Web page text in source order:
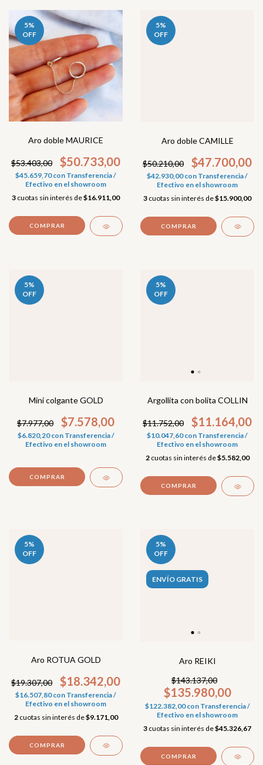
5%
OFF
Aro doble MAURICE
$53.403,00 $50.733,00
$45.659,70con Transferencia /
Efectivo en el showroom
3 cuotas sin interés de$16.911,00
5%
OFF
Aro doble CAMILLE
$50.210,00 $47.700,00
$42.930,00con Transferencia /
Efectivo en el showroom
3 cuotas sin interés de$15.900,00
5%
OFF
Mini colgante GOLD
$7.977,00 $7.578,00
$6.820,20con Transferencia /
Efectivo en el showroom
COMPRAR
5%
OFF
Argollita con bolita COLLIN
$11.752,00 $11.164,00
$10.047,60con Transferencia /
Efectivo en el showroom
2 cuotas sin interés de$5.582,00
COMPRAR
5%
OFF
Aro ROTUA GOLD
$19.307,00 $18.342,00
$16.507,80con Transferencia /
Efectivo en el showroom
2 cuotas sin interés de$9.171,00
5%
OFF
ENVÍO GRATIS
Aro REIKI
$143.137,00
$135.980,00
$122.382,00con Transferencia /
Efectivo en el showroom
3 cuotas sin interés de$45.326,67